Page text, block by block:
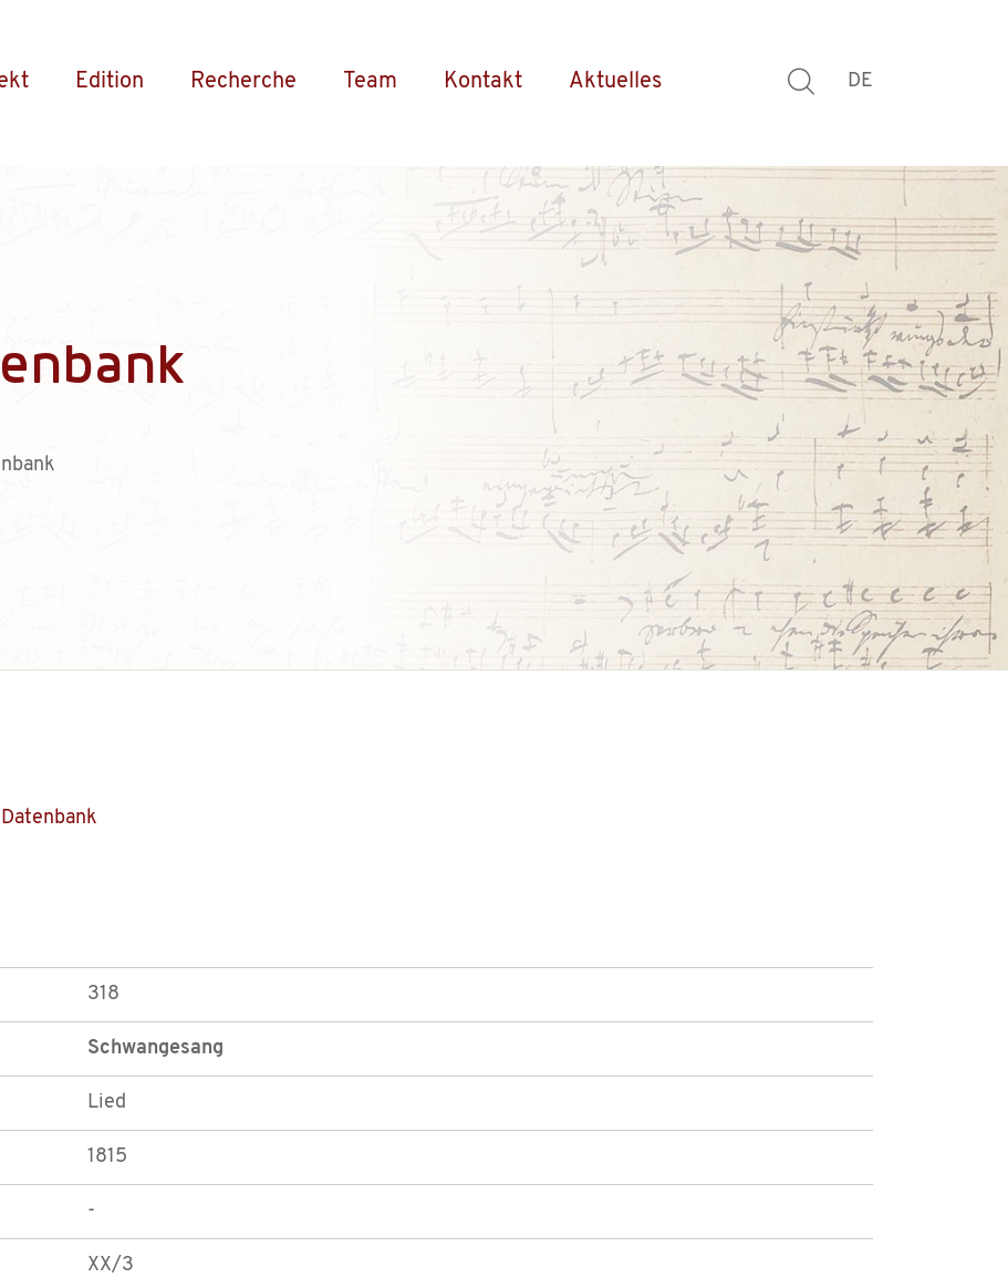
Edition Recherche Team Kontakt Aktuelles DE
318
Schwangesang
Lied
1815
-
XX/3